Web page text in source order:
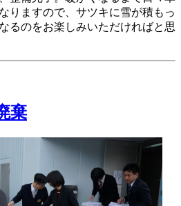
りますので、サツキに雪が積もっ
るのをお楽しみいただければと思
棄